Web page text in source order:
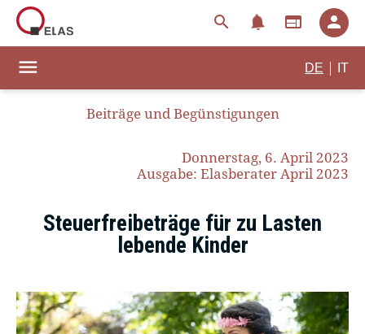
search notifications web person
menu DE IT
Beiträge und Begünstigungen
Donnerstag, 6. April 2023
Ausgabe: Elasberater April 2023
Steuerfreibeträge für zu Lasten
lebende Kinder